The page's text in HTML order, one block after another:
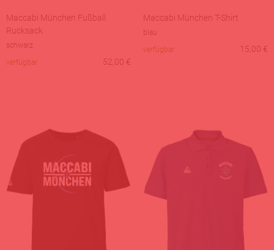
Maccabi München Fußball
Rucksack
schwarz
verfügbar
52,00 €
Maccabi München T-Shirt
blau
verfügbar
15,00 €